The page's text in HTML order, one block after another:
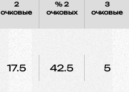
2
очковые
% 2
очковых
3
очковые
17.5 42.5 5